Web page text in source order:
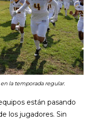
la temporada regular.
están pasando
los jugadores. Sin